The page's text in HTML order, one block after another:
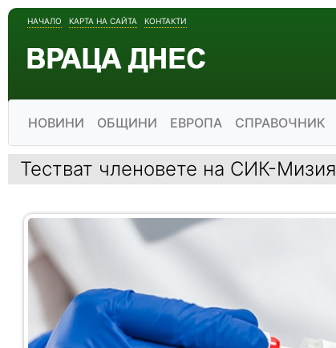
НАЧАЛО КАРТА НА САЙТА КОНТАКТИ
НОВИНИ ОБЩИНИ ЕВРОПА СПРАВОЧНИК
Тестват членовете на СИК-Мизия